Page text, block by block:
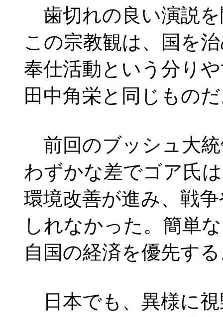
歯切れの良い演説を
この宗教観は、国を
奉仕活動という分り
田中角栄と同じもの
前回のブッシュ大統
わずかな差でゴア氏
環境改善が進み、戦
しれなかった。簡単
自国の経済を優先す
日本でも、異様に視